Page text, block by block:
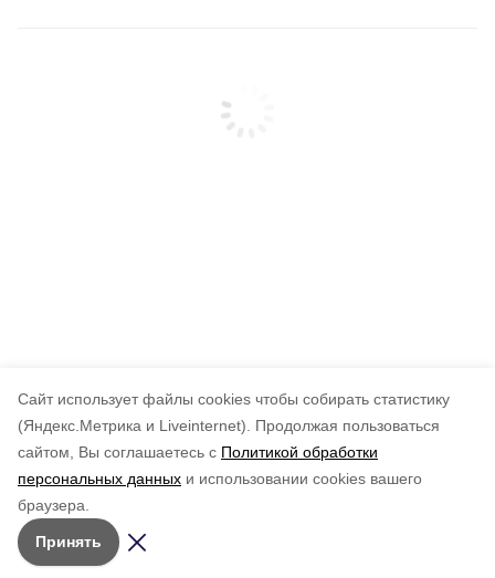
Cайт использует файлы cookies чтобы собирать статистику
(Яндекс.Метрика и Liveinternet).
Продолжая пользоваться
сайтом, Вы соглашаетесь с Политикой обработки
персональных данных и использовании cookies вашего
браузера.
Принять